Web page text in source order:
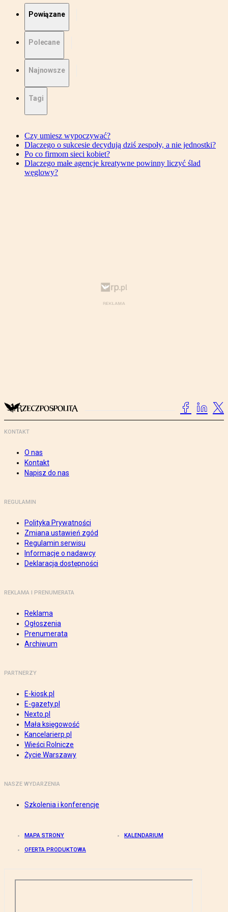
Powiązane
Polecane
Najnowsze
Tagi
Czy umiesz wypoczywać?
Dlaczego o sukcesie decydują dziś zespoły, a nie jednostki?
Po co firmom sieci kobiet?
Dlaczego małe agencje kreatywne powinny liczyć ślad
węglowy?
KONTAKT
O nas
Kontakt
Napisz do nas
REGULAMIN
Polityka Prywatności
Zmiana ustawień zgód
Regulamin serwisu
Informacje o nadawcy
Deklaracja dostępności
REKLAMA I PRENUMERATA
Reklama
Ogłoszenia
Prenumerata
Archiwum
PARTNERZY
E-kiosk.pl
E-gazety.pl
Nexto.pl
Mała księgowość
Kancelarierp.pl
Wieści Rolnicze
Życie Warszawy
NASZE WYDARZENIA
Szkolenia i konferencje
MAPA STRONY KALENDARIUM
OFERTA PRODUKTOWA